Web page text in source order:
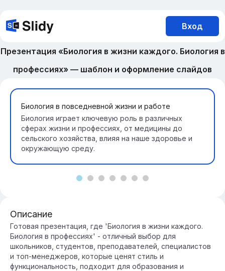
Вход
Презентация «Биология в жизни каждого. Биология в
профессиях» — шаблон и оформление слайдов
Биология в повседневной жизни и работе
Биология играет ключевую роль в различных
сферах жизни и профессиях, от медицины до
сельского хозяйства, влияя на наше здоровье и
окружающую среду.
Описание
Готовая презентация, где 'Биология в жизни каждого.
Биология в профессиях' - отличный выбор для
школьников, студентов, преподавателей, специалистов
и топ-менеджеров, которые ценят стиль и
функциональность, подходит для образования и